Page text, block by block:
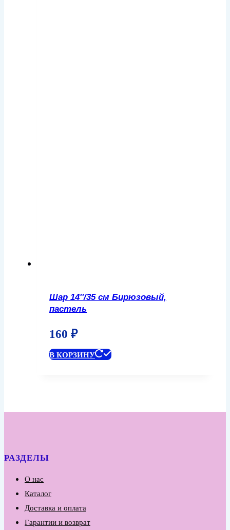
Шар 14″/35 см Бирюзовый,
пастель
160 ₽
В КОРЗИНУ
РАЗДЕЛЫ
О нас
Каталог
Доставка и оплата
Гарантии и возврат